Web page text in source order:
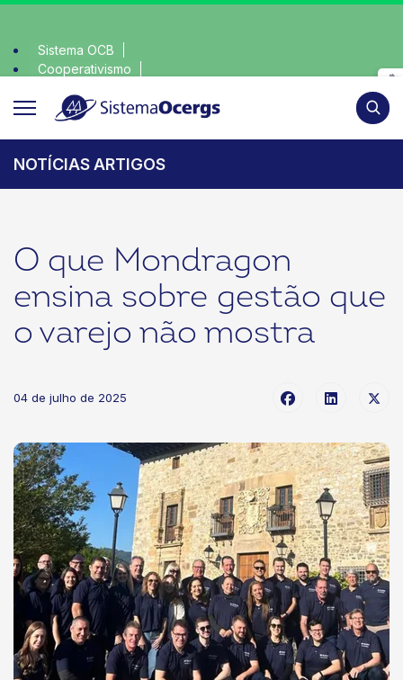
Sistema OCB
Cooperativismo
NOTÍCIAS ARTIGOS
O que Mondragon
ensina sobre gestão que
o varejo não mostra
04 de julho de 2025